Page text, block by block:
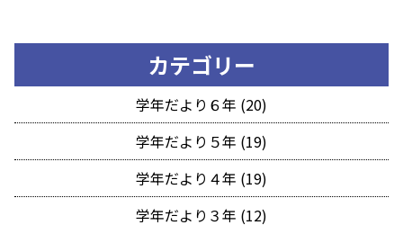
カテゴリー
学年だより６年 (20)
学年だより５年 (19)
学年だより４年 (19)
学年だより３年 (12)